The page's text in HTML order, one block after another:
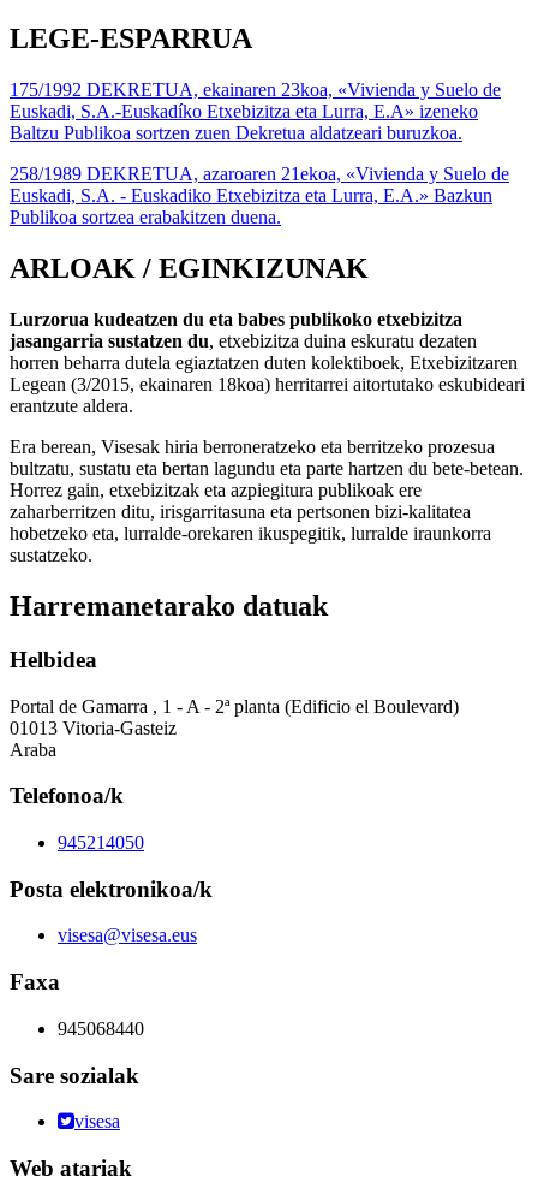
LEGE-ESPARRUA
175/1992 DEKRETUA, ekainaren 23koa, «Vivienda y Suelo de
Euskadi, S.A.-Euskadíko Etxebizitza eta Lurra, E.A» izeneko
Baltzu Publikoa sortzen zuen Dekretua aldatzeari buruzkoa.
258/1989 DEKRETUA, azaroaren 21ekoa, «Vivienda y Suelo de
Euskadi, S.A. - Euskadiko Etxebizitza eta Lurra, E.A.» Bazkun
Publikoa sortzea erabakitzen duena.
ARLOAK / EGINKIZUNAK
Lurzorua kudeatzen du eta babes publikoko etxebizitza
jasangarria sustatzen du, etxebizitza duina eskuratu dezaten
horren beharra dutela egiaztatzen duten kolektiboek, Etxebizitzaren
Legean (3/2015, ekainaren 18koa) herritarrei aitortutako eskubideari
erantzute aldera.
Era berean, Visesak hiria berroneratzeko eta berritzeko prozesua
bultzatu, sustatu eta bertan lagundu eta parte hartzen du bete-betean.
Horrez gain, etxebizitzak eta azpiegitura publikoak ere
zaharberritzen ditu, irisgarritasuna eta pertsonen bizi-kalitatea
hobetzeko eta, lurralde-orekaren ikuspegitik, lurralde iraunkorra
sustatzeko.
Harremanetarako datuak
Helbidea
Portal de Gamarra , 1 - A - 2ª planta (Edificio el Boulevard)
01013 Vitoria-Gasteiz
Araba
Telefonoa/k
945214050
Posta elektronikoa/k
visesa@visesa.eus
Faxa
945068440
Sare sozialak
visesa
Web atariak